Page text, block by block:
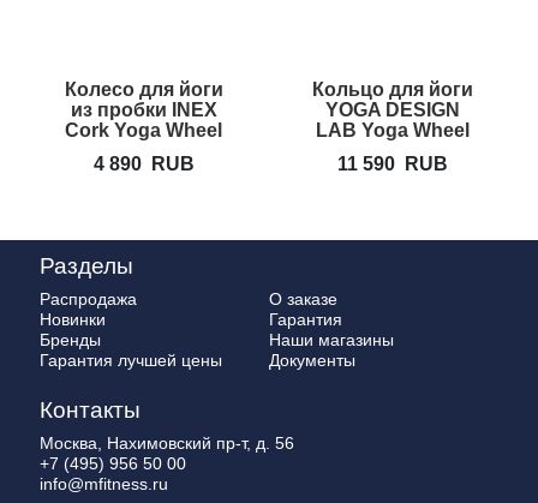
Колесо для йоги
из пробки INEX
Cork Yoga Wheel
4 890
RUB
Кольцо для йоги
YOGA DESIGN
LAB Yoga Wheel
11 590 RUB
Разделы
Распродажа
Новинки
Бренды
Гарантия лучшей цены
О заказе
Гарантия
Наши магазины
Документы
Контакты
Москва, Нахимовский пр-т, д. 56
+7 (495) 956 50 00
info@mfitness.ru